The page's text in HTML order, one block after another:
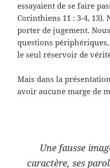
essayaient de se faire
Corinthiens 11 : 3-4, 13).
porter de jugement.
questions
le seul réservoir de
Mais dans la
avoir aucune marge de
Une fausse
caractère, ses